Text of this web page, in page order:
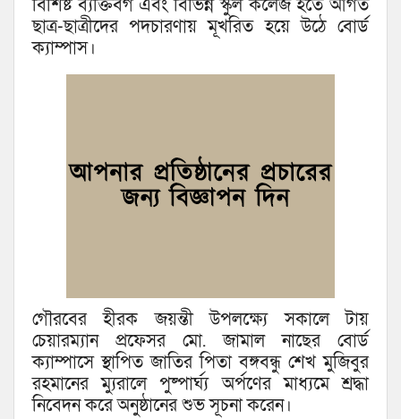
বিশিষ্ট ব্যক্তিবর্গ এবং বিভিন্ন স্কুল কলেজ হতে আগত
ছাত্র-ছাত্রীদের পদচারণায় মূখরিত হয়ে উঠে বোর্ড
ক্যাম্পাস।
গৌরবের হীরক জয়ন্তী উপলক্ষ্যে সকালে টায়
চেয়ারম্যান প্রফেসর মো. জামাল নাছের বোর্ড
ক্যাম্পাসে স্থাপিত জাতির পিতা বঙ্গবন্ধু শেখ মুজিবুর
রহমানের ম্যুরালে পুষ্পার্ঘ্য অর্পণের মাধ্যমে শ্রদ্ধা
নিবেদন করে অনুষ্ঠানের শুভ সূচনা করেন।